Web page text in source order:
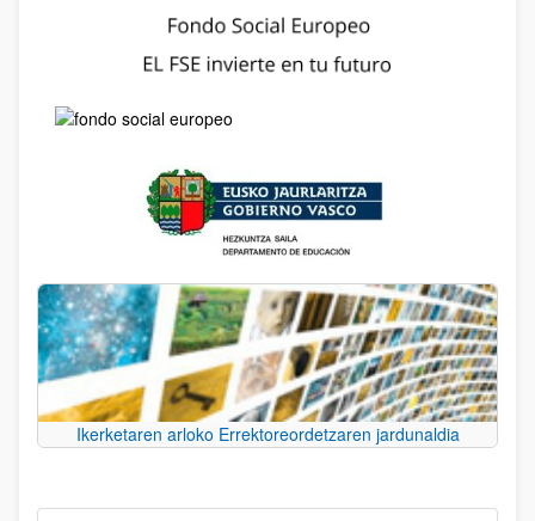
Ikerketaren arloko Errektoreordetzaren jardunaldia